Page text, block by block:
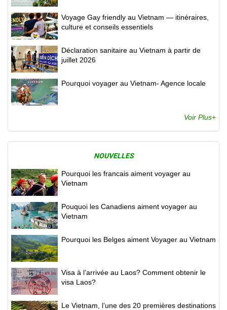
Voyage Gay friendly au Vietnam — itinéraires,
culture et conseils essentiels
Déclaration sanitaire au Vietnam à partir de
juillet 2026
Pourquoi voyager au Vietnam- Agence locale
Voir Plus+
NOUVELLES
Pourquoi les francais aiment voyager au
Vietnam
Pouquoi les Canadiens aiment voyager au
Vietnam
Pourquoi les Belges aiment Voyager au Vietnam
Visa à l’arrivée au Laos? Comment obtenir le
visa Laos?
Le Vietnam, l’une des 20 premières destinations